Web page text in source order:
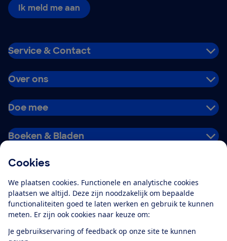
Cookies
We plaatsen cookies. Functionele en analytische cookies
plaatsen we altijd. Deze zijn noodzakelijk om bepaalde
functionaliteiten goed te laten werken en gebruik te kunnen
meten. Er zijn ook cookies naar keuze om:
Je gebruikservaring of feedback op onze site te kunnen
Ik meld me aan
Service & Contact
Over ons
Doe mee
Boeken & Bladen
Alles over de
app